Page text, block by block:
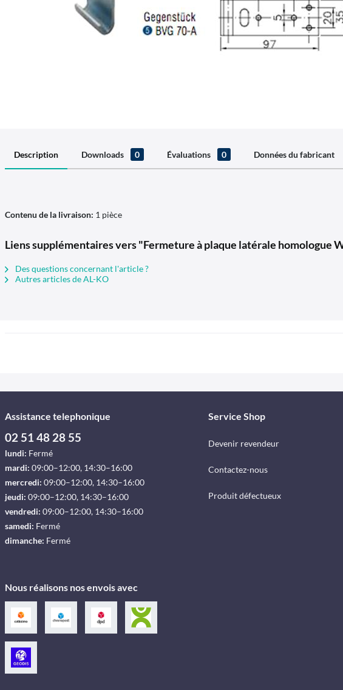
Description Downloads 0 Évaluations 0 Données du fabricant
Contenu de la livraison: 1 pièce
Liens supplémentaires vers "Fermeture à plaque latérale homologue
Des questions concernant l'article ?
Autres articles de AL-KO
Assistance telephonique
02 51 48 28 55
lundi: Fermé
mardi: 09:00–12:00, 14:30–16:00
mercredi: 09:00–12:00, 14:30–16:00
jeudi: 09:00–12:00, 14:30–16:00
vendredi: 09:00–12:00, 14:30–16:00
samedi: Fermé
dimanche: Fermé
Nous réalisons nos envois avec
Service Shop
Devenir revendeur
Contactez-nous
Produit défectueux